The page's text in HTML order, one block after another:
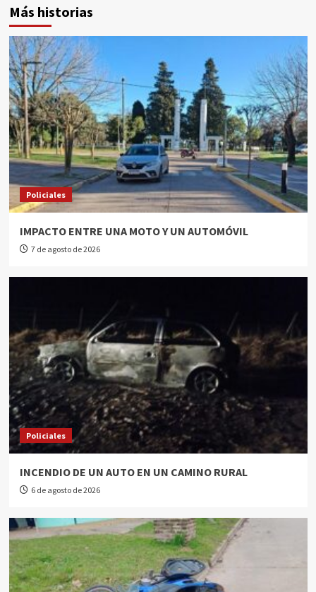
Más historias
Policiales
IMPACTO ENTRE UNA MOTO Y UN AUTOMÓVIL
7 de agosto de 2026
Policiales
INCENDIO DE UN AUTO EN UN CAMINO RURAL
6 de agosto de 2026